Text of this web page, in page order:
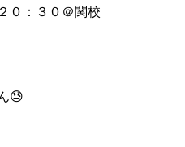
０：３０＠関校
😓